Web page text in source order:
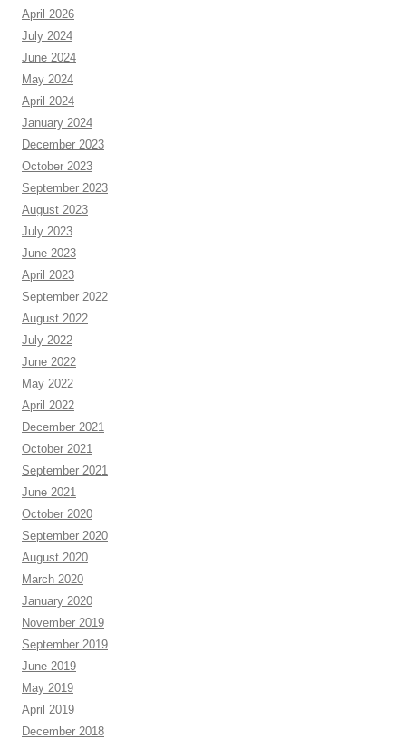
April 2026
July 2024
June 2024
May 2024
April 2024
January 2024
December 2023
October 2023
September 2023
August 2023
July 2023
June 2023
April 2023
September 2022
August 2022
July 2022
June 2022
May 2022
April 2022
December 2021
October 2021
September 2021
June 2021
October 2020
September 2020
August 2020
March 2020
January 2020
November 2019
September 2019
June 2019
May 2019
April 2019
December 2018